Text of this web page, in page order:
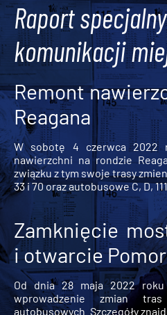
Raport
komunikacji
Remont
Reagana
W sobotę 4 czerwca 2022
nawierzchni na rondzie
związku z tym swoje trasy
33 i 70 oraz autobusowe C, D,
Zamknięcie
i otwarcie
Od dnia 28 maja 2022
wprowadzenie zmian
autobusowych. Szczegóły